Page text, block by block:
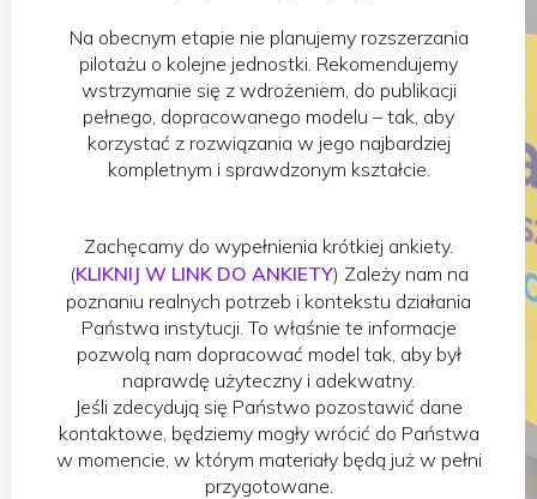
Na obecnym etapie nie planujemy rozszerzania
pilotażu o kolejne jednostki. Rekomendujemy
wstrzymanie się z wdrożeniem, do publikacji
pełnego, dopracowanego modelu – tak, aby
korzystać z rozwiązania w jego najbardziej
kompletnym i sprawdzonym kształcie.
Zachęcamy do wypełnienia krótkiej ankiety.
(KLIKNIJ W LINK DO ANKIETY) Zależy nam na
poznaniu realnych potrzeb i kontekstu działania
Państwa instytucji. To właśnie te informacje
pozwolą nam dopracować model tak, aby był
naprawdę użyteczny i adekwatny.
Jeśli zdecydują się Państwo pozostawić dane
kontaktowe, będziemy mogły wrócić do Państwa
w momencie, w którym materiały będą już w pełni
przygotowane.